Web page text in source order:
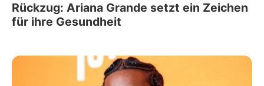
Rückzug: Ariana Grande setzt ein Zeichen
für ihre Gesundheit